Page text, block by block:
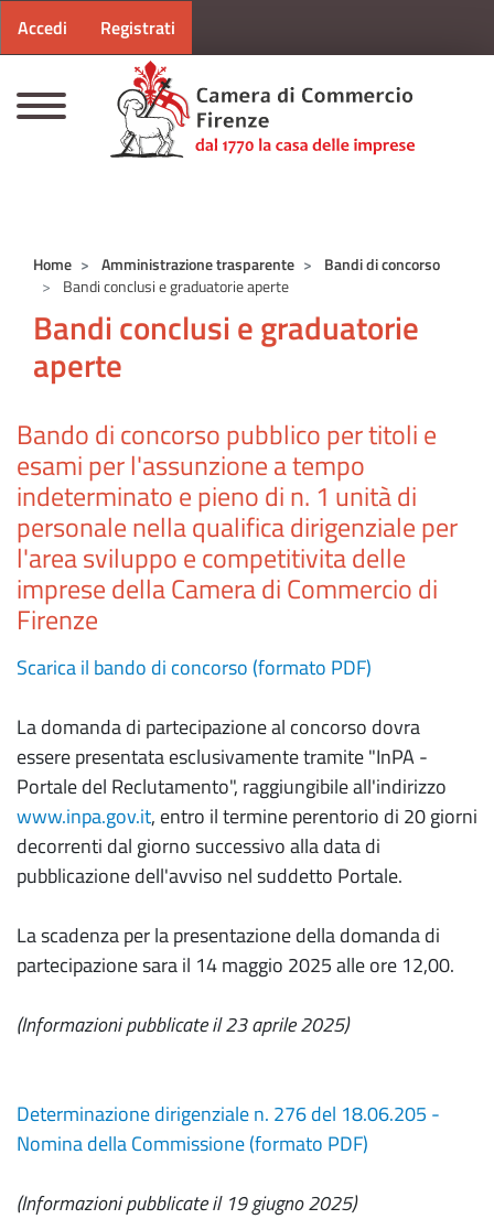
Menu profilo utente
Accedi Registrati
Home Amministrazione trasparente
Bandi di concorso
Bandi conclusi e graduatorie aperte
Bandi conclusi e graduatorie
aperte
Bando di concorso pubblico per titoli e
esami per l'assunzione a tempo
indeterminato e pieno di n. 1 unità di
personale nella qualifica dirigenziale per
l'area sviluppo e competitivita delle
imprese della Camera di Commercio di
Firenze
Scarica il bando di concorso (formato PDF)
La domanda di partecipazione al concorso dovra
essere presentata esclusivamente tramite "InPA -
Portale del Reclutamento", raggiungibile all'indirizzo
www.inpa.gov.it, entro il termine perentorio di 20 giorni
decorrenti dal giorno successivo alla data di
pubblicazione dell'avviso nel suddetto Portale.
La scadenza per la presentazione della domanda di
partecipazione sara il 14 maggio 2025 alle ore 12,00.
(Informazioni pubblicate il 23 aprile 2025)
Determinazione dirigenziale n. 276 del 18.06.205 -
Nomina della Commissione (formato PDF)
(Informazioni pubblicate il 19 giugno 2025)